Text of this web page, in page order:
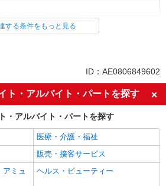
の求人を探す
交通費支給
ッション・アパレル
する条件をもっと見る
ID：AE0806849602
ト・アルバイト・パートを探す
・アルバイト・パートを探す
医療・介護・福祉
販売・接客サービス
アミュ
ヘルス・ビューティー